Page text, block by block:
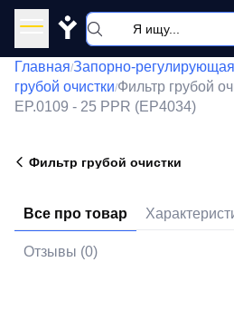
Y
Главная/Запорно-
грубой очистки/Фильтр грубой
EP.0109 - 25 PPR (EP4034)
Фильтр грубой очистки
Все про товар
Отзывы (0)